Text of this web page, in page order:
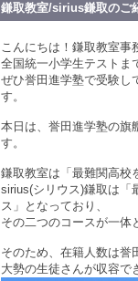
鎌取教室/sirius鎌取のご
こんにちは！鎌取教室事
全国統一小学生テストま
ぜひ誉田進学塾で受験し
す。
本日は、誉田進学塾の旗
す。
鎌取教室は「最難関高校
sirius(シリウス)鎌取は「
ス」となっており、
その二つのコースが一体
そのため、在籍人数は誉
大勢の生徒さんが収容で